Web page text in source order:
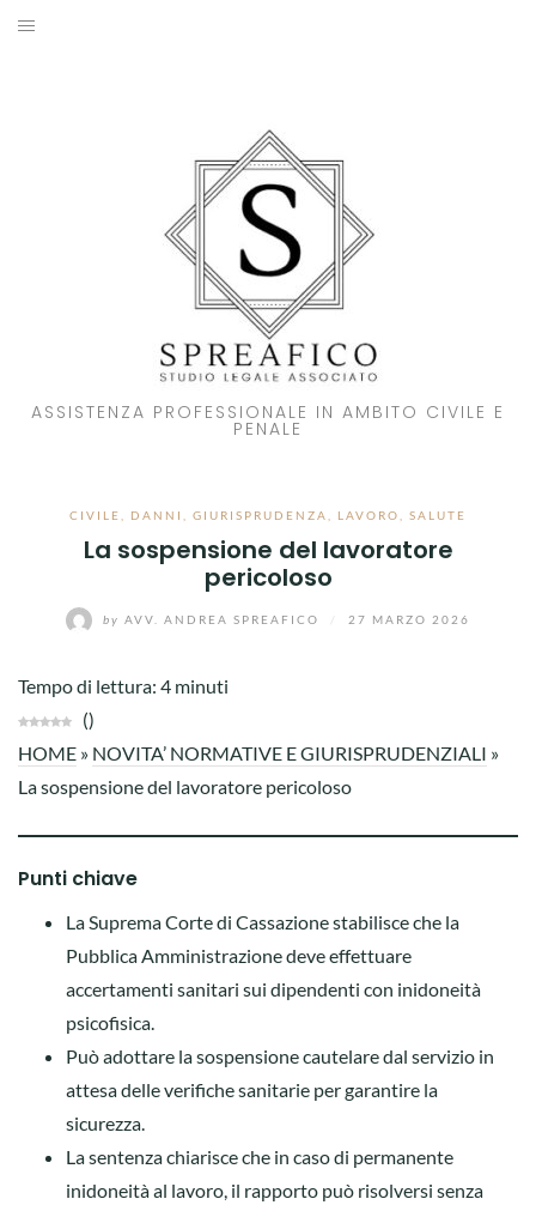
Skip
ASSISTENZA PROFESSIONALE IN AMBITO CIVILE E
PENALE
CIVILE DANNI GIURISPRUDENZA LAVORO SALUTE
La sospensione del lavoratore
pericoloso
by AVV. ANDREA SPREAFICO 27 MARZO 2026
Tempo di lettura: 4 minuti
()
HOME » NOVITA’ NORMATIVE E GIURISPRUDENZIALI »
La sospensione del lavoratore pericoloso
Punti chiave
La Suprema Corte di Cassazione stabilisce che la
Pubblica Amministrazione deve effettuare
accertamenti sanitari sui dipendenti con inidoneità
psicofisica.
Può adottare la sospensione cautelare dal servizio in
attesa delle verifiche sanitarie per garantire la
sicurezza.
La sentenza chiarisce che in caso di permanente
inidoneità al lavoro, il rapporto può risolversi senza